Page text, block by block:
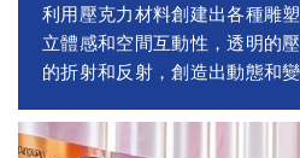
利用壓克力材料創建出各種雕
立體感和空間互動性，透明的
的折射和反射，創造出動態和變